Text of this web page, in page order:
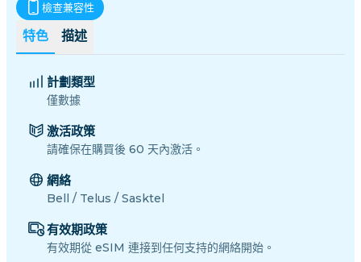
特色 描述
檢查兼容性
計劃類型
僅數據
激活政策
請確保在購買後 60 天內激活。
網絡
Bell / Telus / Sasktel
有效期政策
有效期從 eSIM 連接到任何支持的網絡開始。